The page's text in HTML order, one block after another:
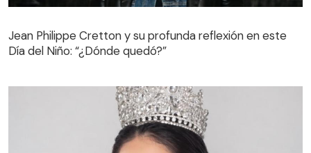
Jean Philippe Cretton y su profunda reflexión en este
Día del Niño: “¿Dónde quedó?”